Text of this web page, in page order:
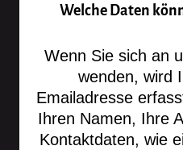
Welche Daten
Wenn Sie sich an
wenden, wird
Emailadresse
Ihren Namen, Ihre
Kontaktdaten, wie